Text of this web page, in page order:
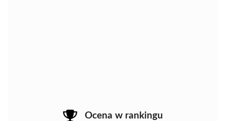
Ocena w rankingu